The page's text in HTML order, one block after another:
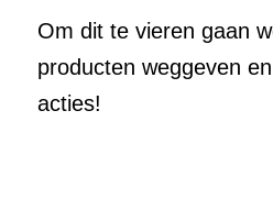
Om dit te vieren gaan
producten weggeven
acties!